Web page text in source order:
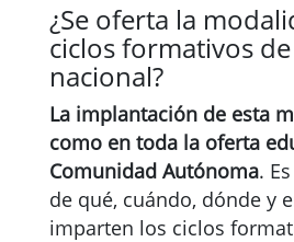
¿Se oferta la
ciclos formativos
nacional?
La implantación de esta
como en toda la oferta
Comunidad Autónoma.
de qué, cuándo, dónde y
imparten los ciclos